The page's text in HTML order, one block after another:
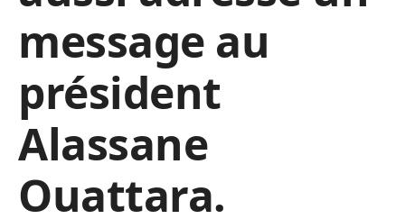
message au
président
Alassane
Ouattara.